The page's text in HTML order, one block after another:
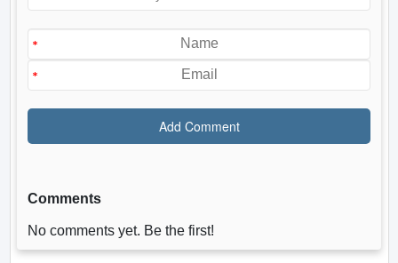
Comments
No comments yet. Be the first!